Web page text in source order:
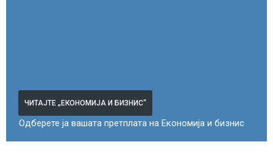
ЧИТАЈТЕ „ЕКОНОМИЈА И БИЗНИС“
Одберете ја вашата претплата на Економија и бизнис